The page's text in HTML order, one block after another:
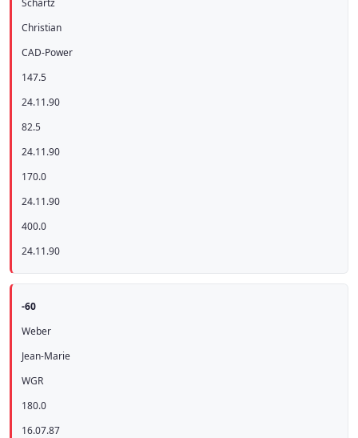
Schartz
Christian
CAD-Power
147.5
24.11.90
82.5
24.11.90
170.0
24.11.90
400.0
24.11.90
-60
Weber
Jean-Marie
WGR
180.0
16.07.87